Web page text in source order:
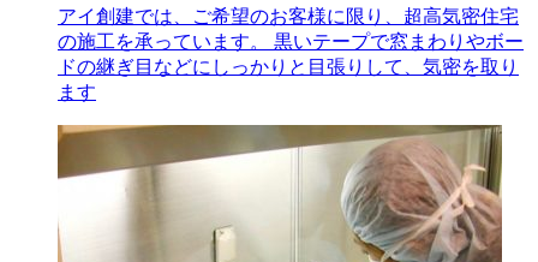
アイ創建では、ご希望のお客様に限り、超高気密住宅
の施工を承っています。 黒いテープで窓まわりやボー
ドの継ぎ目などにしっかりと目張りして、気密を取り
ます